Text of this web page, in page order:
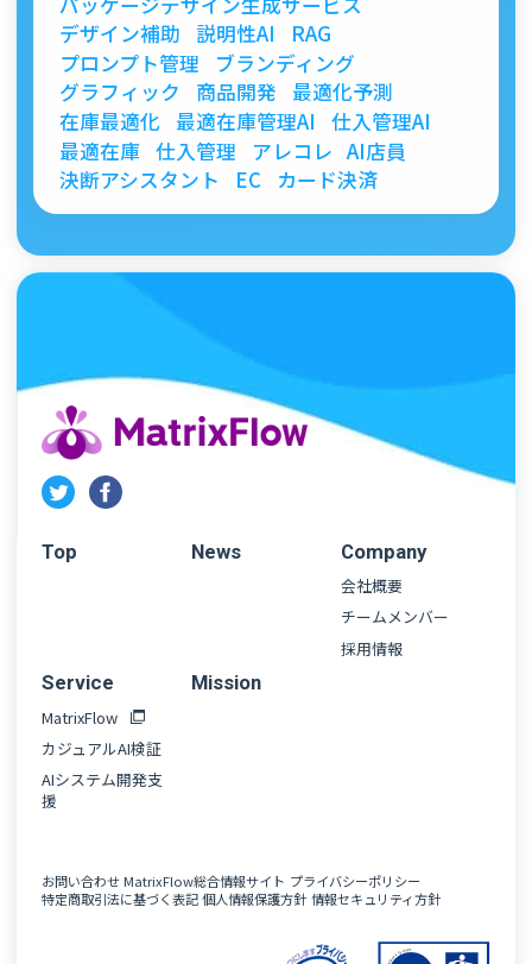
デザイン補助 説明性AI
RAG
プロンプト管理
ブランディング
グラフィック
商品開発
最適化予測
在庫最適化 最適在庫管理AI
仕入管理AI
最適在庫 仕入管理 アレコレ AI店員
決断アシスタント
EC カード決済
Top News
Company
会社概要
チームメンバー
採用情報
Service
MatrixFlow
カジュアルAI検証
AIシステム開発支
援
Mission
お問い合わせ MatrixFlow総合情報サイト プライバシーポリシー
特定商取引法に基づく表記 個人情報保護方針 情報セキュリティ方針